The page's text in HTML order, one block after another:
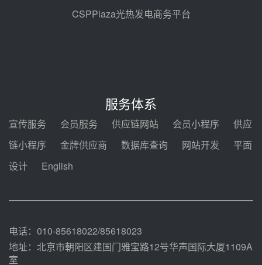
格局
前天 08-05 09:11
锅中标格尔木项目蒸汽发生系统
甘肃建投安装公司赴京洽谈，深化
瓜州、博州光热项目战略合作
发！明确推动光热发电规模化发展
CSPPlaza光热发电商务平台
服务体系
宣传服务 会员服务 供应链网站 会员小程序
供应
链小程序
金牌供应商 数据库查询 网站开发
平面
设计
English
电话：010-85618022/85618023
地址：北京市朝阳区建国门雅宝路12号华声国际大厦1109A
室